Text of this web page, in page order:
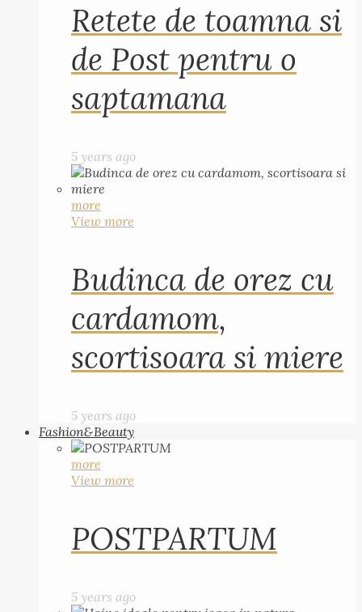
Retete de toamna si
de Post pentru o
saptamana
5 years ago
more
View more
Budinca de orez cu
cardamom,
scortisoara si miere
5 years ago
Fashion&Beauty
more
View more
POSTPARTUM
5 years ago